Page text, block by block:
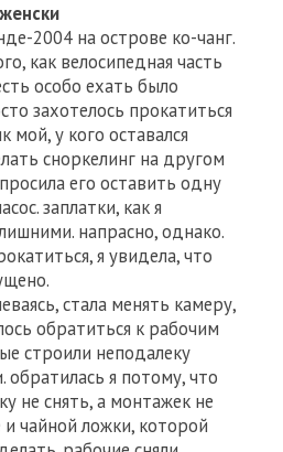
2004 на острове ко-чанг.
как велосипедная часть
особо ехать было
захотелось прокатиться
мой, у кого оставался
сноркелинг на другом
его оставить одну
заплатки, как я
напрасно, однако.
я увидела, что
стала менять камеру,
обратиться к рабочим
строили неподалеку
я потому, что
не снять, а монтажек не
чайной ложки, которой